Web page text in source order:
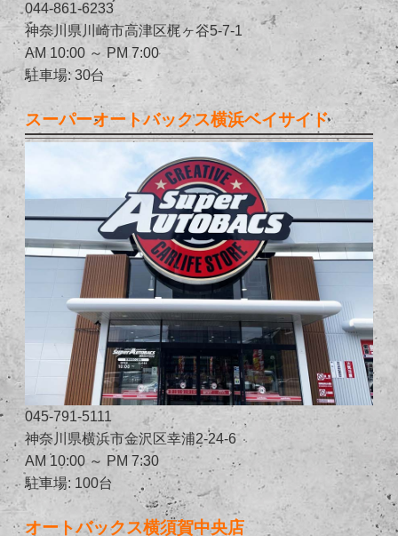
044-861-6233
神奈川県川崎市高津区梶ヶ谷5-7-1
AM 10:00 ～ PM 7:00
駐車場: 30台
スーパーオートバックス横浜ベイサイド
045-791-5111
神奈川県横浜市金沢区幸浦2-24-6
AM 10:00 ～ PM 7:30
駐車場: 100台
オートバックス横須賀中央店